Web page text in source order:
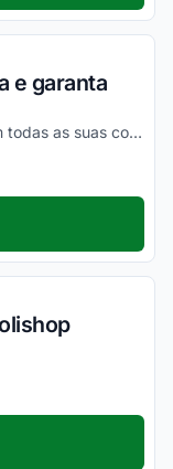
e garanta
Aproveite agora mesmo e economize em todas as suas compras online da melhor maneira possível!